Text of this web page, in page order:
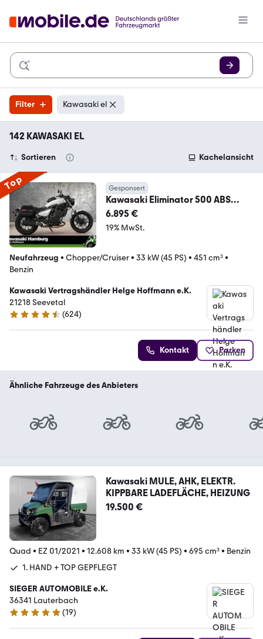
Filter Kawasaki el
142 KAWASAKI EL
Sortieren Kachelansicht
Top Gesponsert
Kawasaki Eliminator 500 ABS
Journey Edition
6.895 €
19% MwSt.
Neufahrzeug • Chopper/Cruiser• 33 kW (45 PS) • 451 cm³•
Benzin
Kawasaki Vertragshändler Helge Hoffmann e.K.
21218 Seevetal
4.7 Sterne
(624)
Kontakt Parken
Ähnliche Fahrzeuge des Anbieters
Kawasaki MULE, AHK, ELEKTR.
KIPPBARE LADEFLÄCHE, HEIZUNG
19.500 €
Quad • EZ 01/2021 • 12.608 km • 33 kW (45 PS) • 695 cm³• Benzin
1. HAND + TOP GEPFLEGT
SIEGER AUTOMOBILE e.K.
36341 Lauterbach
4.9 Sterne
(19)